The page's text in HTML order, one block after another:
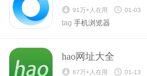
91万+人在用 01-03
tag 手机浏览器
hao网址大全
67万+人在用 01-13